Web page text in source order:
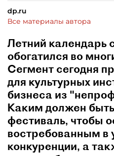
dp.ru
Все материалы автора
Летний календарь
обогатился во
Сегмент сегодня
для культурных
бизнеса из
Каким должен
фестиваль, чтобы
востребованным в
конкуренции, а